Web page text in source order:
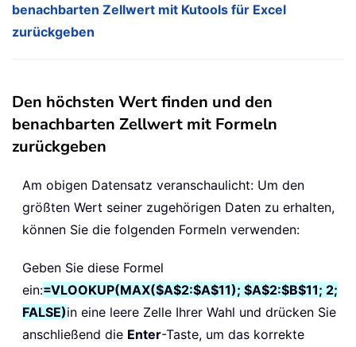
benachbarten Zellwert mit Kutools für Excel
zurückgeben
Den höchsten Wert finden und den
benachbarten Zellwert mit Formeln
zurückgeben
Am obigen Datensatz veranschaulicht: Um den
größten Wert seiner zugehörigen Daten zu erhalten,
können Sie die folgenden Formeln verwenden:
Geben Sie diese Formel
ein:=VLOOKUP(MAX($A$2:$A$11); $A$2:$B$11; 2;
FALSE)in eine leere Zelle Ihrer Wahl und drücken Sie
anschließend die Enter-Taste, um das korrekte